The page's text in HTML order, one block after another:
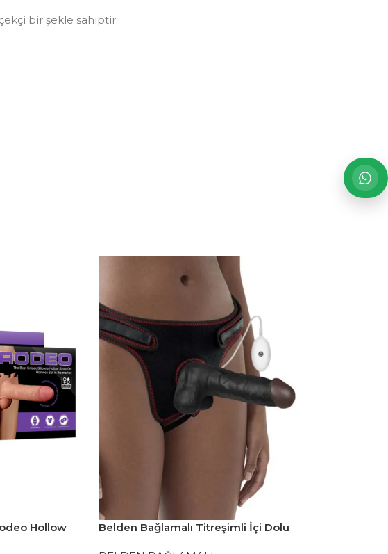
bir şekle sahiptir.
Hollow
Belden Bağlamalı Titreşimli İçi Dolu